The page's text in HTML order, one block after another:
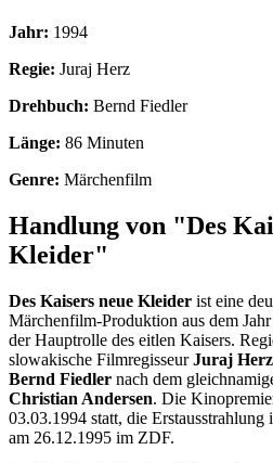
Jahr: 1994
Regie: Juraj Herz
Drehbuch: Bernd Fiedler
Länge: 86 Minuten
Genre: Märchenfilm
Handlung von "Des
Kleider"
Des Kaisers neue Kleider ist eine
Märchenfilm-Produktion aus dem
der Hauptrolle des eitlen Kaisers.
slowakische FilmregisseurJuraj Herz
Bernd Fiedler nach dem
Christian Andersen. Die
03.03.1994 statt, die Erstausstrahlung
am 26.12.1995 im ZDF.